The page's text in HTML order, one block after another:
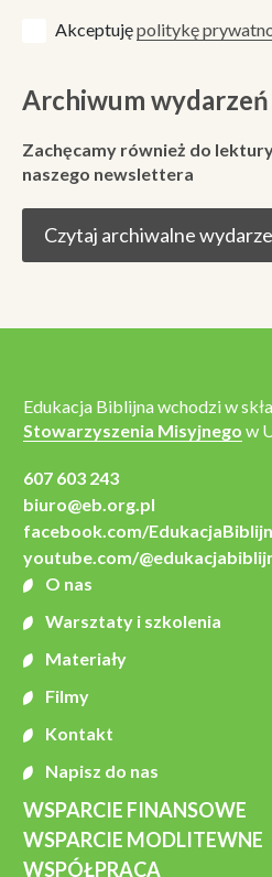
Akceptujępolitykę
Archiwum wydarzeń
Zachęcamy również do
naszego newslettera
Czytaj archiwalne
Edukacja Biblijna wchodzi w
Stowarzyszenia Misyjnego w
607 603 243
biuro@eb.org.pl
facebook.com/
youtube.com/
O nas
Warsztaty i szkolenia
Materiały
Filmy
Kontakt
Napisz do nas
WSPARCIE FINANSOWE
WSPARCIE MODLITEWNE
WSPÓŁPRACA